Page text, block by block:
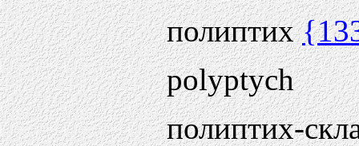
полиптих
polyptych
полиптих-